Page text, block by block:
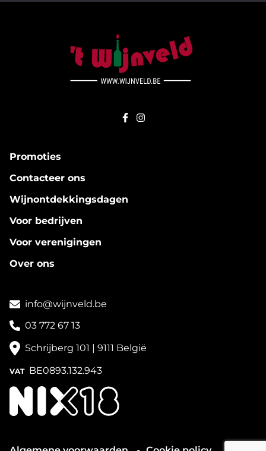
Promoties
Contacteer ons
Wijnontdekkingsdagen
Voor bedrijven
Voor verenigingen
Over ons
info@wijnveld.be
03 772 67 13
Schrijberg 101 | 9111 België
VAT BE0893.132.943